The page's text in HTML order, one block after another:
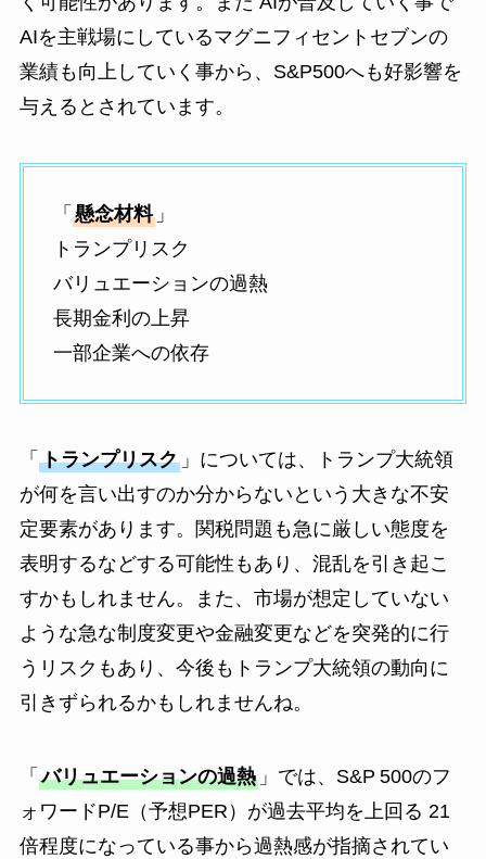
AIを主戦場にしているマグニフィセントセブンの
業績も向上していく事から、S&P500へも好影響を
与えるとされています。
「 懸念材料」
トランプリスク
バリュエーションの過熱
長期金利の上昇
一部企業への依存
「 トランプリスク」については、トランプ大統領
が何を言い出すのか分からないという大きな不安
定要素があります。関税問題も急に厳しい態度を
表明するなどする可能性もあり、混乱を引き起こ
すかもしれません。また、市場が想定していない
ような急な制度変更や金融変更などを突発的に行
うリスクもあり、今後もトランプ大統領の動向に
引きずられるかもしれませんね。
「 バリュエーションの過熱」では、S&P 500のフ
ォワードP/E（予想PER）が過去平均を上回る 21
倍程度になっている事から過熱感が指摘されてい